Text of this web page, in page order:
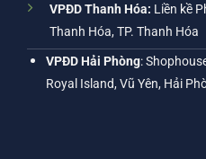
VPĐD Thanh Hóa: Liền kề
Thanh Hóa, TP. Thanh Hóa
VPĐD Hải Phòng:
Royal Island, Vũ Yên, Hải